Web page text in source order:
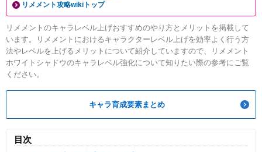
リメメント攻略wikiトップ
リメメントのキャラレベル上げおすすめのやり方とメリットを掲載して
います。リメメントにおけるキャラクターレベル上げを効率よく行う方
法やレベルを上げるメリットについて紹介していますので、リメメント
ホワイトシャドウのキャラレベル強化について知りたい際の参考にご覧
ください。
キャラ育成要素まとめ
目次